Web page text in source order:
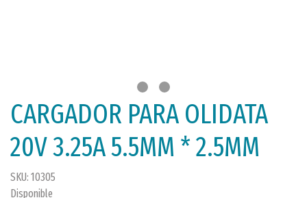
CARGADOR PARA OLIDATA
20V 3.25A 5.5MM * 2.5MM
SKU: 10305
Disponible